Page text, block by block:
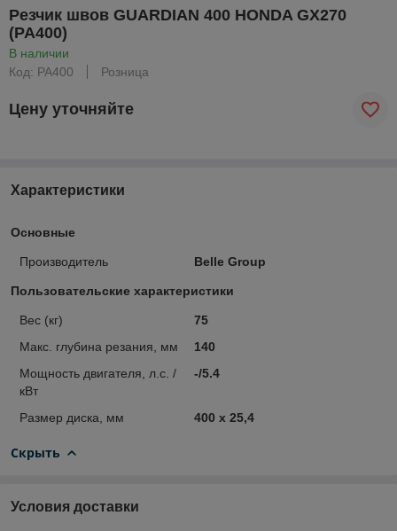
Резчик швов GUARDIAN 400 HONDA GX270
(PA400)
В наличии
Код: PA400
Розница
Цену уточняйте
Характеристики
Основные
Производитель Belle Group
Пользовательские характеристики
Вес (кг)
75
Макс. глубина резания, мм
140
Мощность двигателя, л.с. /
кВт
-/5.4
Размер диска, мм 400 x 25,4
Скрыть
Условия доставки